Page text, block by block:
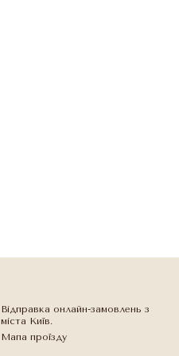
Відправка онлайн-замовлень з
міста Київ.
Мапа проїзду